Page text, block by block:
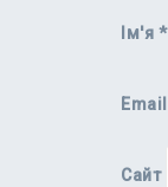
Ім'я *
Email
Сайт